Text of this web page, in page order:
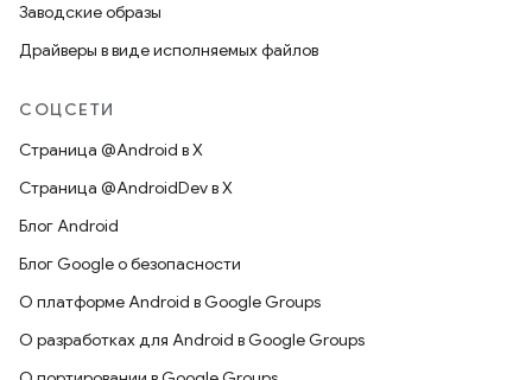
Заводские образы
Драйверы в виде исполняемых файлов
СОЦСЕТИ
Страница @Android в X
Страница @AndroidDev в X
Блог Android
Блог Google о безопасности
О платформе Android в Google Groups
О разработках для Android в Google Groups